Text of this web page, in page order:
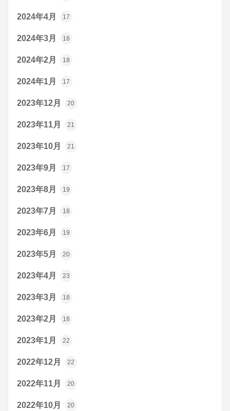
2024年4月 17
2024年3月 18
2024年2月 18
2024年1月 17
2023年12月 20
2023年11月 21
2023年10月 21
2023年9月 17
2023年8月 19
2023年7月 18
2023年6月 19
2023年5月 20
2023年4月 23
2023年3月 18
2023年2月 18
2023年1月 22
2022年12月 22
2022年11月 20
2022年10月 20